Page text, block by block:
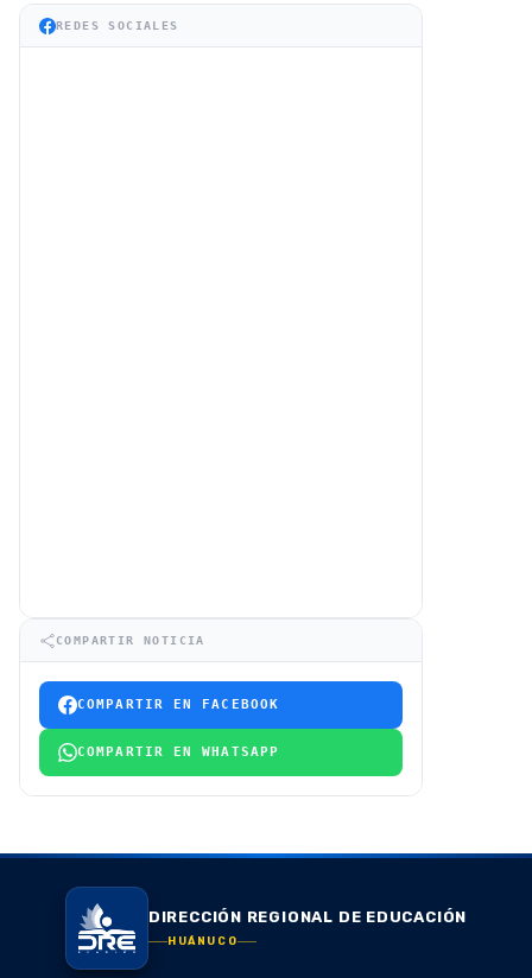
REDES SOCIALES
COMPARTIR NOTICIA
COMPARTIR EN FACEBOOK
COMPARTIR EN WHATSAPP
DIRECCIÓN REGIONAL DE EDUCACIÓN
HUÁNUCO